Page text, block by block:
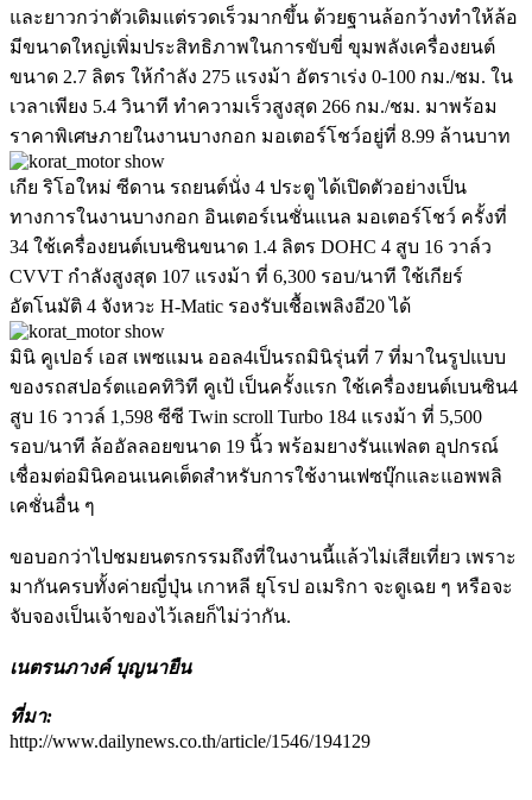
และยาวกว่าตัวเดิมแต่รวดเร็วมากขึ้น ด้วยฐานล้อกว้างทำให้ล้อ
มีขนาดใหญ่เพิ่มประสิทธิภาพในการขับขี่ ขุมพลังเครื่องยนต์
ขนาด 2.7 ลิตร ให้กำลัง 275 แรงม้า อัตราเร่ง 0-100 กม./ชม. ใน
เวลาเพียง 5.4 วินาที ทำความเร็วสูงสุด 266 กม./ชม. มาพร้อม
ราคาพิเศษภายในงานบางกอก มอเตอร์โชว์อยู่ที่ 8.99 ล้านบาท
เกีย ริโอใหม่ ซีดาน รถยนต์นั่ง 4 ประตู ได้เปิดตัวอย่างเป็น
ทางการในงานบางกอก อินเตอร์เนชั่นแนล มอเตอร์โชว์ ครั้งที่
34 ใช้เครื่องยนต์เบนซินขนาด 1.4 ลิตร DOHC 4 สูบ 16 วาล์ว
CVVT กำลังสูงสุด 107 แรงม้า ที่ 6,300 รอบ/นาที ใช้เกียร์
อัตโนมัติ 4 จังหวะ H-Matic รองรับเชื้อเพลิงอี20 ได้
มินิ คูเปอร์ เอส เพซแมน ออล4เป็นรถมินิรุ่นที่ 7 ที่มาในรูปแบบ
ของรถสปอร์ตแอคทิวิที คูเป้ เป็นครั้งแรก ใช้เครื่องยนต์เบนซิน4
สูบ 16 วาวล์ 1,598 ซีซี Twin scroll Turbo 184 แรงม้า ที่ 5,500
รอบ/นาที ล้ออัลลอยขนาด 19 นิ้ว พร้อมยางรันแฟลต อุปกรณ์
เชื่อมต่อมินิคอนเนคเต็ดสำหรับการใช้งานเฟซบุ๊กและแอพพลิ
เคชั่นอื่น ๆ
ขอบอกว่าไปชมยนตรกรรมถึงที่ในงานนี้แล้วไม่เสียเที่ยว เพราะ
มากันครบทั้งค่ายญี่ปุ่น เกาหลี ยุโรป อเมริกา จะดูเฉย ๆ หรือจะ
จับจองเป็นเจ้าของไว้เลยก็ไม่ว่ากัน.
เนตรนภางค์ บุญนายืน
ที่มา:
http://www.dailynews.co.th/article/1546/194129